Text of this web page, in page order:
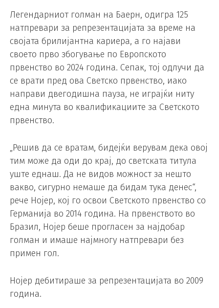
Легендарниот голман на Баерн, одигра 125
натпревари за репрезентацијата за време на
својата брилијантна кариера, а го најави
своето прво збогување по Европското
првенство во 2024 година. Сепак, тој одлучи да
се врати пред ова Светско првенство, иако
направи двегодишна пауза, не играјќи ниту
една минута во квалификациите за Светското
првенство.
„Решив да се вратам, бидејќи верувам дека овој
тим може да оди до крај, до светската титула
уште еднаш. Да не видов можност за нешто
вакво, сигурно немаше да бидам тука денес“,
рече Нојер, кој го освои Светското првенство со
Германија во 2014 година. На првенството во
Бразил, Нојер беше прогласен за најдобар
голман и имаше најмногу натпревари без
примен гол.
Нојер дебитираше за репрезентацијата во 2009
година.